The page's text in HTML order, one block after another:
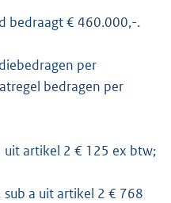
bedraagt € 460.000,-.
per
bedragen per
uit artikel 2 € 125 ex btw;
a uit artikel 2 € 768